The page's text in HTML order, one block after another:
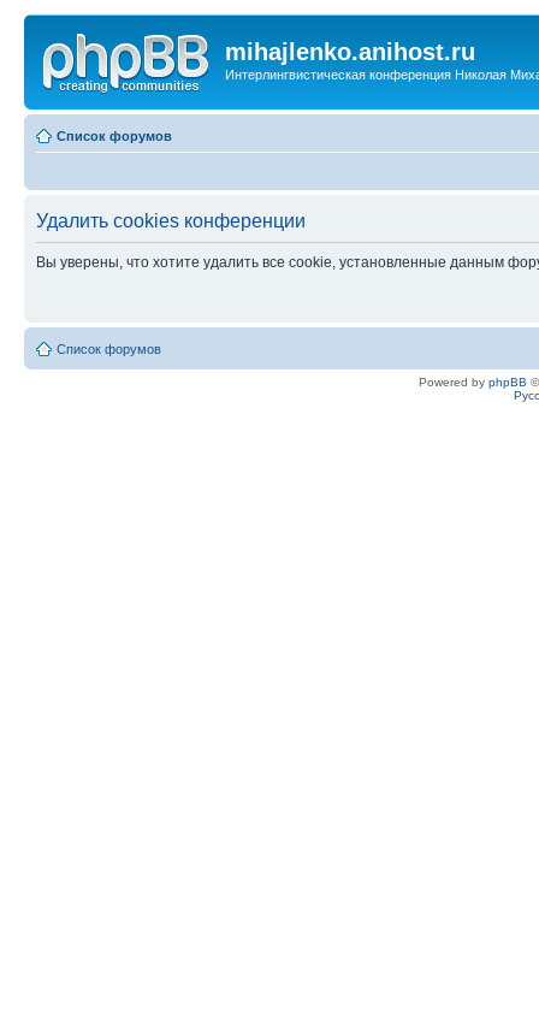
mihajlenko.anihost.ru
Интерлингвистическая конференция Николая
Список форумов
Удалить cookies конференции
Вы уверены, что хотите удалить все cookie, установленные данным
Список форумов
Powered by phpBB